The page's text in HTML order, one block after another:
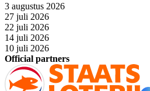
3 augustus 2026
27 juli 2026
22 juli 2026
14 juli 2026
10 juli 2026
Official partners